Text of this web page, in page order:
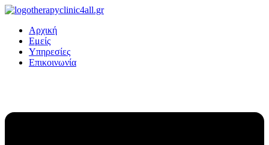
Αρχική
Εμείς
Υπηρεσίες
Επικοινωνία